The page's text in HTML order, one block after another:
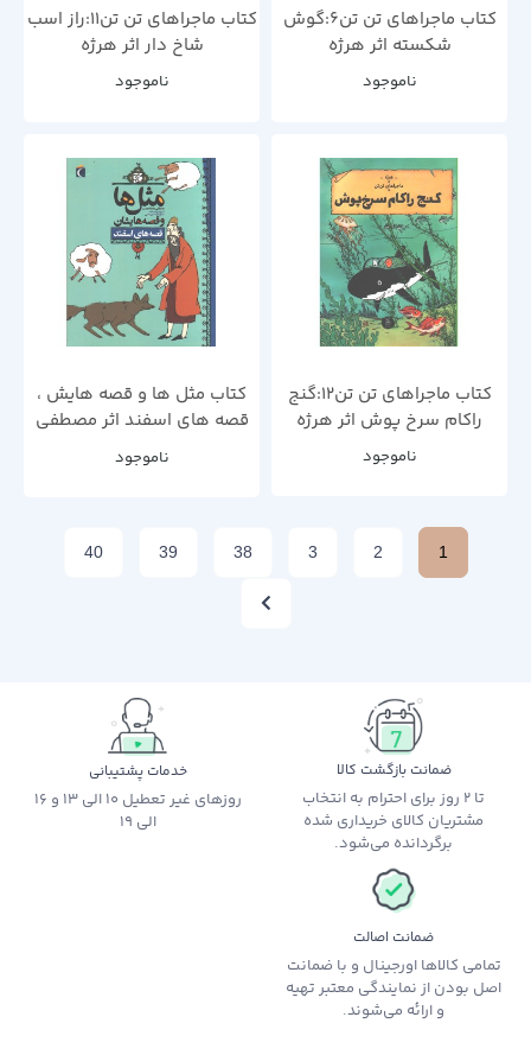
کتاب ماجراهای تن تن6:گوش
شکسته اثر هرژه
ناموجود
کتاب ماجراهای تن تن11:راز اسب
شاخ دار اثر هرژه
ناموجود
کتاب ماجراهای تن تن12:گنج
راکام سرخ پوش اثر هرژه
ناموجود
کتاب مثل ها و قصه هایش ،
قصه های اسفند اثر مصطفی
رحماندوست
ناموجود
1
2
3
38
39
40
ضمانت بازگشت کالا
تا 2 روز برای احترام به انتخاب
مشتریان کالای خریداری شده
برگردانده می‌شود.
خدمات پشتیبانی
روزهای غیر تعطیل 10 الی 13 و 16
الی 19
ضمانت اصالت
تمامی کالاها اورجینال و با ضمانت
اصل بودن از نمایندگی معتبر تهیه
و ارائه می‌شوند.